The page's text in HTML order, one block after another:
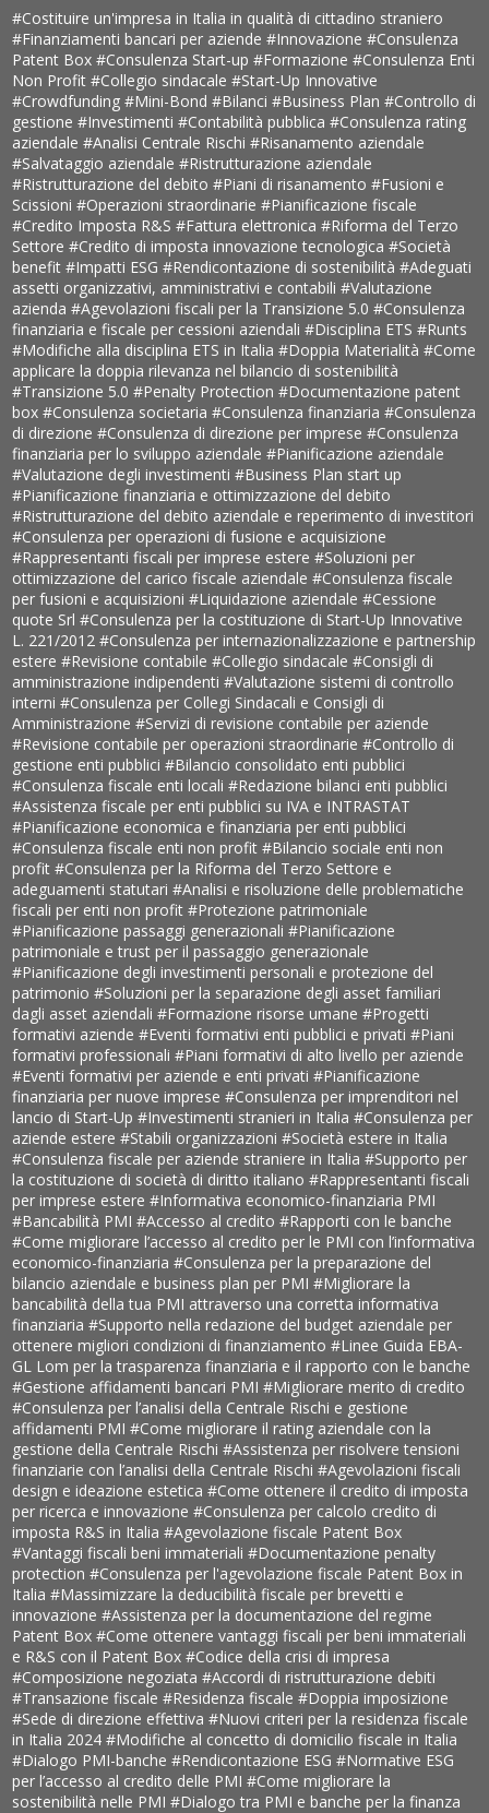
#Costituire un'impresa in Italia in qualità di cittadino straniero
#Finanziamenti bancari per aziende#Innovazione#Consulenza
Patent Box#Consulenza Start-up#Formazione#Consulenza Enti
Non Profit#Collegio sindacale#Start-Up Innovative
#Crowdfunding#Mini-Bond#Bilanci#Business Plan#Controllo di
gestione#Investimenti#Contabilità pubblica#Consulenza rating
aziendale#Analisi Centrale Rischi#Risanamento aziendale
#Salvataggio aziendale#Ristrutturazione aziendale
#Ristrutturazione del debito#Piani di risanamento#Fusioni e
Scissioni#Operazioni straordinarie#Pianificazione fiscale
#Credito Imposta R&S#Fattura elettronica#Riforma del Terzo
Settore#Credito di imposta innovazione tecnologica#Società
benefit#Impatti ESG#Rendicontazione di sostenibilità#Adeguati
assetti organizzativi, amministrativi e contabili#Valutazione
azienda#Agevolazioni fiscali per la Transizione 5.0#Consulenza
finanziaria e fiscale per cessioni aziendali#Disciplina ETS#Runts
#Modifiche alla disciplina ETS in Italia#Doppia Materialità#Come
applicare la doppia rilevanza nel bilancio di sostenibilità
#Transizione 5.0#Penalty Protection#Documentazione patent
box#Consulenza societaria#Consulenza finanziaria#Consulenza
di direzione#Consulenza di direzione per imprese#Consulenza
finanziaria per lo sviluppo aziendale#Pianificazione aziendale
#Valutazione degli investimenti#Business Plan start up
#Pianificazione finanziaria e ottimizzazione del debito
#Ristrutturazione del debito aziendale e reperimento di investitori
#Consulenza per operazioni di fusione e acquisizione
#Rappresentanti fiscali per imprese estere#Soluzioni per
ottimizzazione del carico fiscale aziendale#Consulenza fiscale
per fusioni e acquisizioni#Liquidazione aziendale#Cessione
quote Srl#Consulenza per la costituzione di Start-Up Innovative
L. 221/2012#Consulenza per internazionalizzazione e partnership
estere#Revisione contabile#Collegio sindacale#Consigli di
amministrazione indipendenti#Valutazione sistemi di controllo
interni#Consulenza per Collegi Sindacali e Consigli di
Amministrazione#Servizi di revisione contabile per aziende
#Revisione contabile per operazioni straordinarie#Controllo di
gestione enti pubblici#Bilancio consolidato enti pubblici
#Consulenza fiscale enti locali#Redazione bilanci enti pubblici
#Assistenza fiscale per enti pubblici su IVA e INTRASTAT
#Pianificazione economica e finanziaria per enti pubblici
#Consulenza fiscale enti non profit#Bilancio sociale enti non
profit#Consulenza per la Riforma del Terzo Settore e
adeguamenti statutari#Analisi e risoluzione delle problematiche
fiscali per enti non profit#Protezione patrimoniale
#Pianificazione passaggi generazionali#Pianificazione
patrimoniale e trust per il passaggio generazionale
#Pianificazione degli investimenti personali e protezione del
patrimonio#Soluzioni per la separazione degli asset familiari
dagli asset aziendali#Formazione risorse umane#Progetti
formativi aziende#Eventi formativi enti pubblici e privati#Piani
formativi professionali#Piani formativi di alto livello per aziende
#Eventi formativi per aziende e enti privati#Pianificazione
finanziaria per nuove imprese#Consulenza per imprenditori nel
lancio di Start-Up#Investimenti stranieri in Italia#Consulenza per
aziende estere#Stabili organizzazioni#Società estere in Italia
#Consulenza fiscale per aziende straniere in Italia#Supporto per
la costituzione di società di diritto italiano#Rappresentanti fiscali
per imprese estere#Informativa economico-finanziaria PMI
#Bancabilità PMI#Accesso al credito#Rapporti con le banche
#Come migliorare l’accesso al credito per le PMI con l’informativa
economico-finanziaria#Consulenza per la preparazione del
bilancio aziendale e business plan per PMI#Migliorare la
bancabilità della tua PMI attraverso una corretta informativa
finanziaria#Supporto nella redazione del budget aziendale per
ottenere migliori condizioni di finanziamento#Linee Guida EBA-
GL Lom per la trasparenza finanziaria e il rapporto con le banche
#Gestione affidamenti bancari PMI#Migliorare merito di credito
#Consulenza per l’analisi della Centrale Rischi e gestione
affidamenti PMI#Come migliorare il rating aziendale con la
gestione della Centrale Rischi#Assistenza per risolvere tensioni
finanziarie con l’analisi della Centrale Rischi#Agevolazioni fiscali
design e ideazione estetica#Come ottenere il credito di imposta
per ricerca e innovazione#Consulenza per calcolo credito di
imposta R&S in Italia#Agevolazione fiscale Patent Box
#Vantaggi fiscali beni immateriali#Documentazione penalty
protection#Consulenza per l'agevolazione fiscale Patent Box in
Italia#Massimizzare la deducibilità fiscale per brevetti e
innovazione#Assistenza per la documentazione del regime
Patent Box#Come ottenere vantaggi fiscali per beni immateriali
e R&S con il Patent Box#Codice della crisi di impresa
#Composizione negoziata#Accordi di ristrutturazione debiti
#Transazione fiscale#Residenza fiscale#Doppia imposizione
#Sede di direzione effettiva#Nuovi criteri per la residenza fiscale
in Italia 2024#Modifiche al concetto di domicilio fiscale in Italia
#Dialogo PMI-banche#Rendicontazione ESG#Normative ESG
per l’accesso al credito delle PMI#Come migliorare la
sostenibilità nelle PMI#Dialogo tra PMI e banche per la finanza